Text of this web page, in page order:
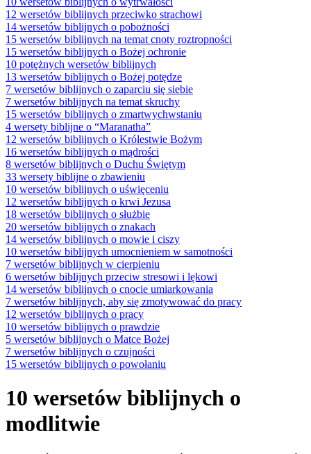
12 wersetów biblijnych przeciwko strachowi
14 wersetów biblijnych o pobożności
15 wersetów biblijnych na temat cnoty roztropności
15 wersetów biblijnych o Bożej ochronie
10 potężnych wersetów biblijnych
13 wersetów biblijnych o Bożej potędze
7 wersetów biblijnych o zaparciu się siebie
7 wersetów biblijnych na temat skruchy
15 wersetów biblijnych o zmartwychwstaniu
4 wersety biblijne o “Maranatha”
12 wersetów biblijnych o Królestwie Bożym
16 wersetów biblijnych o mądrości
8 wersetów biblijnych o Duchu Świętym
33 wersety biblijne o zbawieniu
10 wersetów biblijnych o uświęceniu
12 wersetów biblijnych o krwi Jezusa
18 wersetów biblijnych o służbie
20 wersetów biblijnych o znakach
14 wersetów biblijnych o mowie i ciszy
10 wersetów biblijnych umocnieniem w samotności
7 wersetów biblijnych w cierpieniu
6 wersetów biblijnych przeciw stresowi i lękowi
14 wersetów biblijnych o cnocie umiarkowania
7 wersetów biblijnych, aby się zmotywować do pracy
12 wersetów biblijnych o pracy
10 wersetów biblijnych o prawdzie
5 wersetów biblijnych o Matce Bożej
7 wersetów biblijnych o czujności
15 wersetów biblijnych o powołaniu
10 wersetów biblijnych o
modlitwie